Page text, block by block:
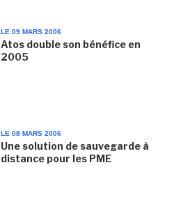
LE 09 MARS 2006
Atos double son bénéfice en
2005
LE 08 MARS 2006
Une solution de sauvegarde à
distance pour les PME